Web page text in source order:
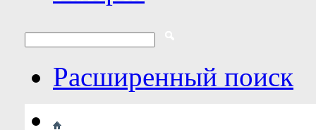
Расширенный поиск